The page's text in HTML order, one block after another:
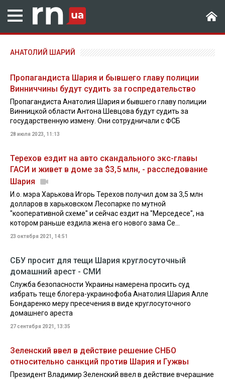
АНАТОЛИЙ ШАРИЙ
Пропагандиста Шария и бывшего главу полиции
Винниччины будут судить за госпредательство
Пропагандиста Анатолия Шария и бывшего главу полиции
Винницкой области Антона Шевцова будут судить за
государственную измену. Они сотрудничали с ФСБ
28 июля 2023, 11:13
Терехов ездит на авто скандального экс-главы
ГАСИ и живет в доме за $3,5 млн, - расследование
Шария
И.о. мэра Харькова Игорь Терехов получил дом за 3,5 млн
долларов в харьковском Лесопарке по мутной
"кооперативной схеме" и сейчас ездит на "Мерседесе", на
котором раньше ездила жена его нового зама Се...
23 октября 2021, 14:51
СБУ просит для тещи Шария круглосуточный
домашний арест - СМИ
Служба безопасности Украины намерена просить суд
избрать теще блогера-украинофоба Анатолия Шария Алле
Бондаренко меру пресечения в виде круглосуточного
домашнего ареста
27 сентября 2021, 13:35
Зеленский ввел в действие решение СНБО
относительно санкций против Шария и Гужвы
Президент Владимир Зеленский ввел в действие вчерашние